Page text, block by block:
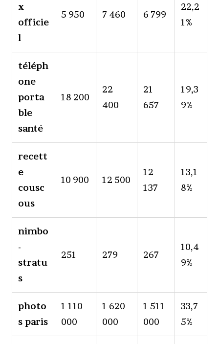
x
officie
l
5 950 7 460 6 799
22,2
1%
téléph
one
porta
ble
santé
18 200
22
400
21
657
19,3
9%
recett
e
cousc
ous
10 900 12 500
12
137
13,1
8%
nimbo
-
stratu
s
251 279 267
10,4
9%
photo
s paris
1 110
000
1 620
000
1 511
000
33,7
5%